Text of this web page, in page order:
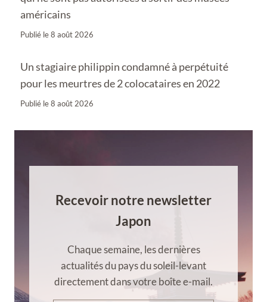
américains
Publié le8 août 2026
Un stagiaire philippin condamné à perpétuité
pour les meurtres de 2 colocataires en 2022
Publié le8 août 2026
Recevoir notre newsletter
Japon
Chaque semaine, les dernières
actualités du pays du soleil-levant
directement dans votre boîte e-mail.